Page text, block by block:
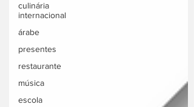
culinária
internacional
árabe
presentes
restaurante
música
escola